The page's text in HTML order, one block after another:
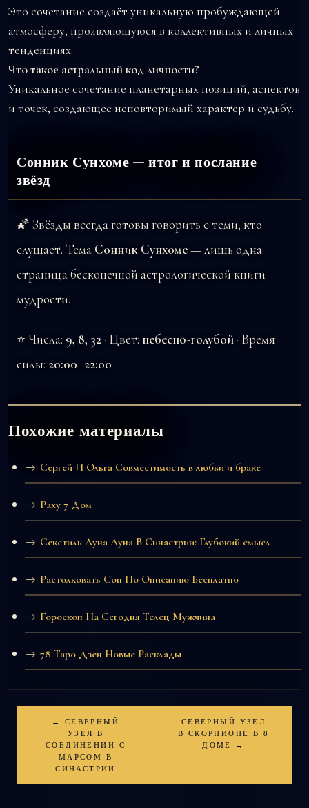
Это сочетание создаёт уникальную пробуждающей
атмосферу, проявляющуюся в коллективных и личных
тенденциях.
Что такое астральный код личности?
Уникальное сочетание планетарных позиций, аспектов
и точек, создающее неповторимый характер и судьбу.
Сонник Сунхоме — итог и послание
звёзд
🌠 Звёзды всегда готовы говорить с теми, кто
слушает. Тема Сонник Сунхоме— лишь одна
страница бесконечной астрологической книги
мудрости.
⭐ Числа: 9, 8, 32· Цвет: небесно-голубой· Время
силы: 20:00–22:00
Похожие материалы
Сергей И Ольга Совместимость в любви и браке
Раху 7 Дом
Секстиль Луна Луна В Синастрии: Глубокий смысл
Растолковать Сон По Описанию Бесплатно
Гороскоп На Сегодня Телец Мужчина
78 Таро Дзен Новые Расклады
← СЕВЕРНЫЙ
УЗЕЛ В
СОЕДИНЕНИИ С
МАРСОМ В
СИНАСТРИИ
СЕВЕРНЫЙ УЗЕЛ
В СКОРПИОНЕ В 8
ДОМЕ →